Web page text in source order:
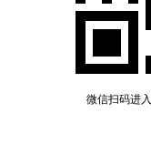
微信扫码进入